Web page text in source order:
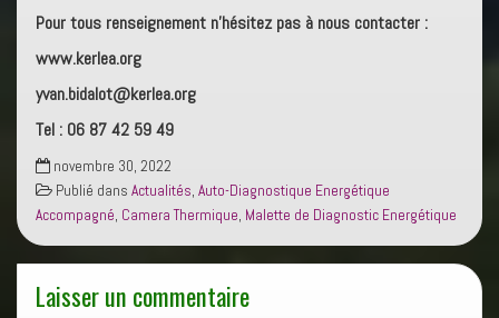
Pour tous renseignement n’hésitez pas à nous contacter :
www.kerlea.org
yvan.bidalot@kerlea.org
Tel : 06 87 42 59 49
novembre 30, 2022
Publié dans Actualités, Auto-Diagnostique Energétique
Accompagné, Camera Thermique, Malette de Diagnostic Energétique
Laisser un commentaire